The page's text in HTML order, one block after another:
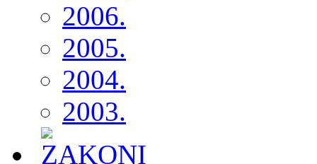
2006.
2005.
2004.
2003.